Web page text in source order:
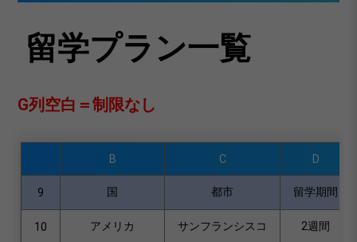
留学プラン一覧
G列空白＝制限なし
B C D
9 国 都市 留学期間
10 アメリカ サンフランシスコ 2週間